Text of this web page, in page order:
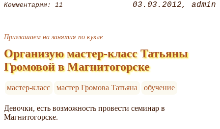
Комментарии: 11 03.03.2012 admin
Приглашаем на занятия по кукле
Организую мастер-класс Татьяны
Громовой в Магнитогорске
мастер-класс мастер Громова Татьяна обучение
Девочки, есть возможность провести семинар в
Магнитогорске.